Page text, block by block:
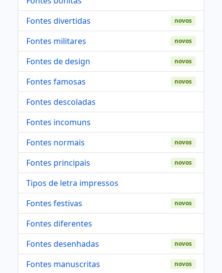
Fontes divertidas
novos
Fontes militares novos
Fontes de design novos
Fontes famosas novos
Fontes descoladas
Fontes incomuns
Fontes normais
novos
Fontes principais novos
Tipos de letra impressos
Fontes festivas
novos
Fontes diferentes
Fontes desenhadas
novos
Fontes manuscritas novos